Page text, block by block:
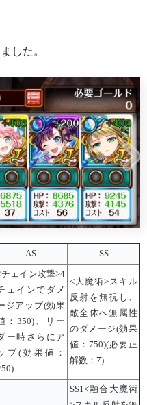
した。
AS SS
チェイン攻撃>4
ェインでダメ
ジアップ(効果
：350)、リー
ー時さらにア
プ(効果値：
<大魔術>スキル
反射を無視し、
敵全体へ無属性
のダメージ(効果
値：750)(必要正
解数：7)
SS1<融合大魔術